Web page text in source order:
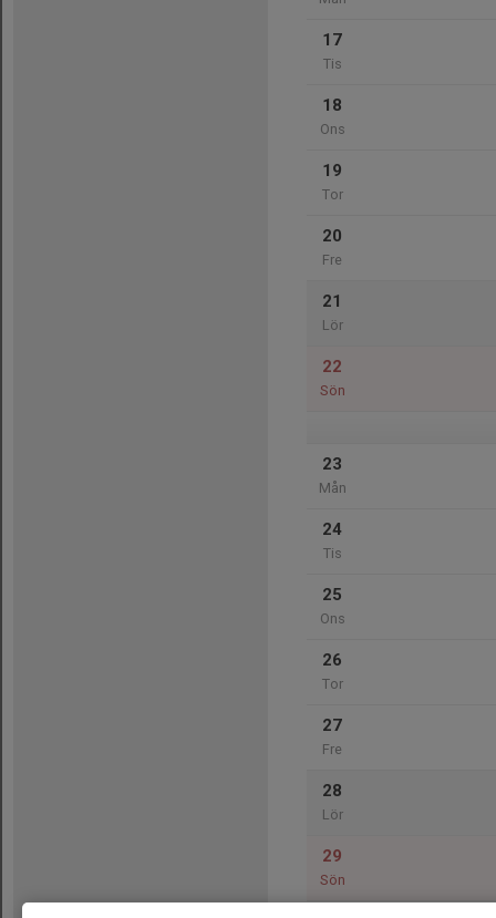
17
Tis
18
Ons
19
Tor
20
Fre
21
Lör
22
Sön
23
Mån
24
Tis
25
Ons
26
Tor
27
Fre
28
Lör
29
Sön